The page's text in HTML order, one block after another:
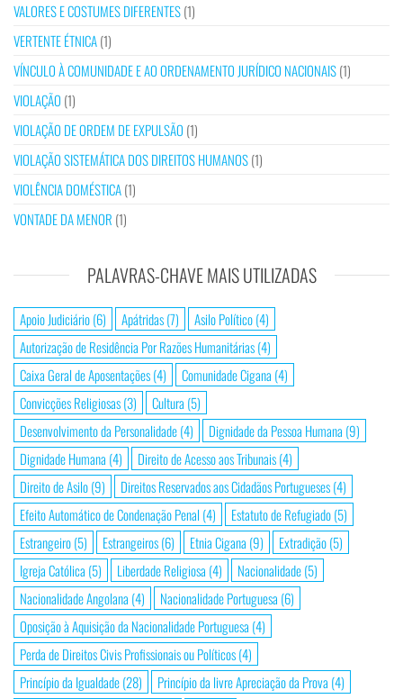
VALORES E COSTUMES DIFERENTES(1)
VERTENTE ÉTNICA(1)
VÍNCULO À COMUNIDADE E AO ORDENAMENTO JURÍDICO NACIONAIS(1)
VIOLAÇÃO (1)
VIOLAÇÃO DE ORDEM DE EXPULSÃO (1)
VIOLAÇÃO SISTEMÁTICA DOS DIREITOS HUMANOS(1)
VIOLÊNCIA DOMÉSTICA(1)
VONTADE DA MENOR (1)
PALAVRAS-CHAVE MAIS UTILIZADAS
Apoio Judiciário(6) Apátridas(7) Asilo Político(4)
Autorização de Residência Por Razões Humanitárias(4)
Caixa Geral de Aposentações(4) Comunidade Cigana (4)
Convicções Religiosas(3) Cultura (5)
Desenvolvimento da Personalidade(4) Dignidade da Pessoa Humana (9)
Dignidade Humana (4) Direito de Acesso aos Tribunais(4)
Direito de Asilo(9) Direitos Reservados aos Cidadãos Portugueses(4)
Efeito Automático de Condenação Penal (4) Estatuto de Refugiado(5)
Estrangeiro(5) Estrangeiros(6) Etnia Cigana (9) Extradição(5)
Igreja Católica (5) Liberdade Religiosa (4) Nacionalidade(5)
Nacionalidade Angolana (4) Nacionalidade Portuguesa (6)
Oposição à Aquisição da Nacionalidade Portuguesa (4)
Perda de Direitos Civis Profissionais ou Políticos(4)
Princípio da Igualdade(28) Princípio da livre Apreciação da Prova (4)